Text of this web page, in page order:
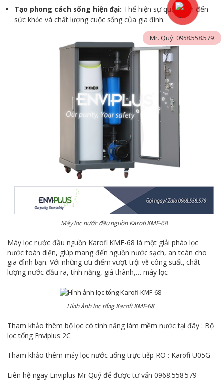
Tạo phong cách sống hiện đại: Thể hiện sự quan tâm đến
sức khỏe và chất lượng cuộc sống của gia đình.
Máy lọc nước đầu nguồn Karofi KMF-68
Máy lọc nước đầu nguồn Karofi KMF-68 là một giải pháp lọc
nước toàn diện, giúp mang đến nguồn nước sạch, an toàn cho
gia đình bạn. Với những ưu điểm vượt trội về công suất, chất
lượng nước đầu ra, tính năng, giá thành,… máy lọc
HÌnh ảnh lọc tổng Karofi KMF-68
Tham khảo thêm bộ lọc có tính năng làm mềm nước tại đây : Bộ
lọc tổng Enviplus 2C
Tham khảo thêm máy lọc nước uống trực tiếp RO : Karofi U05G
Liên hệ ngay Enviplus Mr Quý để được tư vấn 0968.558.579
Mr. Quý: 0968.558.579